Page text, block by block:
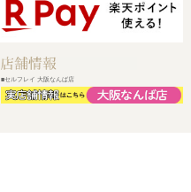
■セルフレイ 大阪なんば店